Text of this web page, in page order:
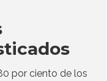
por ciento de los